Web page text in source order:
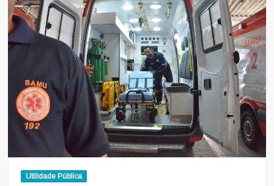
2019/
Editais
abrem
804
vagas
e
até
R$
Utilidade Pública